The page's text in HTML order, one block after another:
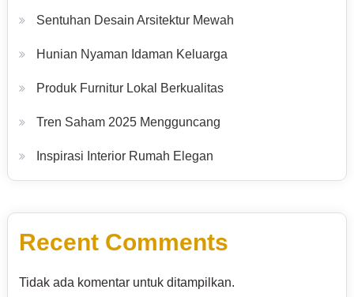
Sentuhan Desain Arsitektur Mewah
Hunian Nyaman Idaman Keluarga
Produk Furnitur Lokal Berkualitas
Tren Saham 2025 Mengguncang
Inspirasi Interior Rumah Elegan
Recent Comments
Tidak ada komentar untuk ditampilkan.